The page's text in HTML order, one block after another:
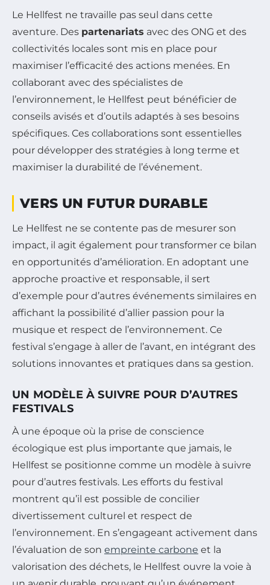
Le Hellfest ne travaille pas seul dans cette
aventure. Des partenariats avec des ONG et des
collectivités locales sont mis en place pour
maximiser l’efficacité des actions menées. En
collaborant avec des spécialistes de
l’environnement, le Hellfest peut bénéficier de
conseils avisés et d’outils adaptés à ses besoins
spécifiques. Ces collaborations sont essentielles
pour développer des stratégies à long terme et
maximiser la durabilité de l’événement.
VERS UN FUTUR DURABLE
Le Hellfest ne se contente pas de mesurer son
impact, il agit également pour transformer ce bilan
en opportunités d’amélioration. En adoptant une
approche proactive et responsable, il sert
d’exemple pour d’autres événements similaires en
affichant la possibilité d’allier passion pour la
musique et respect de l’environnement. Ce
festival s’engage à aller de l’avant, en intégrant des
solutions innovantes et pratiques dans sa gestion.
UN MODÈLE À SUIVRE POUR D’AUTRES
FESTIVALS
À une époque où la prise de conscience
écologique est plus importante que jamais, le
Hellfest se positionne comme un modèle à suivre
pour d’autres festivals. Les efforts du festival
montrent qu’il est possible de concilier
divertissement culturel et respect de
l’environnement. En s’engageant activement dans
l’évaluation de son empreinte carbone et la
valorisation des déchets, le Hellfest ouvre la voie à